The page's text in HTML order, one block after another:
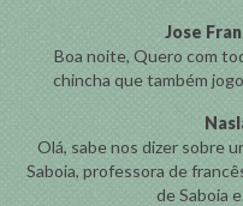
Jose
Boa noite, Quero com
chincha que também
Olá, sabe nos dizer sobre
Saboia, professora de
de Saboia